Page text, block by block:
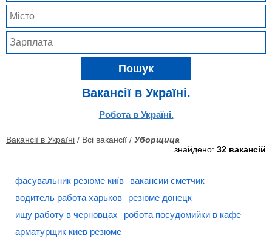
Пошук
Вакансії в Україні.
Робота в Україні.
Вакансії в Україні / Всі вакансії / Уборщица
знайдено: 32 вакансій
фасувальник резюме київ
вакансии сметчик
водитель работа харьков
резюме донецк
ищу работу в черновцах
робота посудомийки в кафе
арматурщик киев резюме